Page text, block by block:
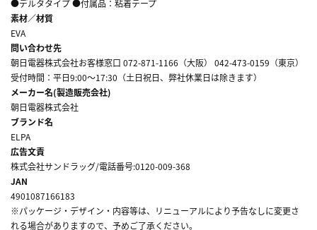
●デルタタイプ ●付属品：粘着テープ
素材／材質
EVA
問い合わせ先
朝日電器株式会社お客様窓口 072-871-1166（大阪） 042-473-0159（東京）
受付時間：平日9:00～17:30（土日祝日、弊社休業日は除きます）
メーカー名(製造販売会社)
朝日電器株式会社
ブランド名
ELPA
広告文責
株式会社サンドラッグ/電話番号:0120-009-368
JAN
4901087166183
※パッケージ・デザイン・内容等は、リニューアルにより予告なしに変更さ
れる場合がありますので、予めご了承ください。